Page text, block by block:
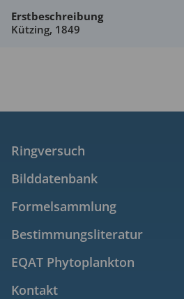
Erstbeschreibung
Kützing, 1849
Ringversuch
Bilddatenbank
Formelsammlung
Bestimmungsliteratur
EQAT Phytoplankton
Kontakt